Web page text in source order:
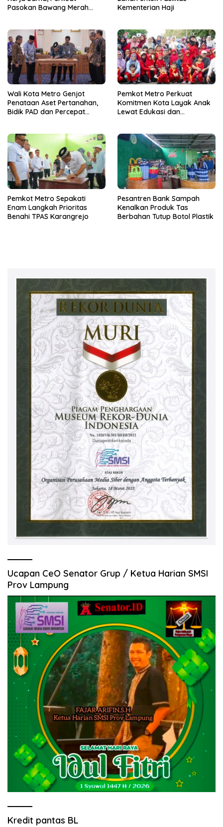
Pasokan Bawang Merah
Kementerian Haji
Wali Kota Metro Genjot
Penataan Aset Pertanahan,
Bidik PAD dan Percepat
Pemkot Metro Perkuat
Komitmen Kota Layak Anak
Lewat Edukasi dan
Pemkot Metro Sepakati
Enam Langkah Prioritas
Benahi TPAS Karangrejo
Pesantren Bank Sampah
Kenalkan Produk Tas
Berbahan Tutup Botol Plastik
Ucapan CeO Senator Grup / Ketua Harian SMSI
Prov Lampung
Kredit pantas BL